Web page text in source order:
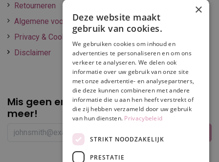
Retourneren
Algemene voorwaarden
Privacy & Cookie policy
Disclaimer
Mis geen enkelepromotie of korting
meer!
×
Deze website maakt
gebruik van cookies.
We gebruiken cookies om inhoud en
advertenties te personaliseren en om ons
verkeer te analyseren. We delen ook
informatie over uw gebruik van onze site
met onze advertentie- en analysepartners,
die deze kunnen combineren met andere
informatie die u aan hen heeft verstrekt of
die zij hebben verzameld door uw gebruik
van hun diensten. Privacybeleid
STRIKT NOODZAKELIJK
PRESTATIE